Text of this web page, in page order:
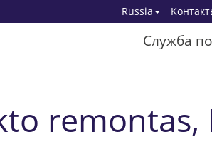
Russia
Служба
remontas,